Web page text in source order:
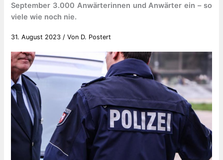
September 3.000 Anwärterinnen und Anwärter ein – so
viele wie noch nie.
31. August 2023 / Von D. Postert